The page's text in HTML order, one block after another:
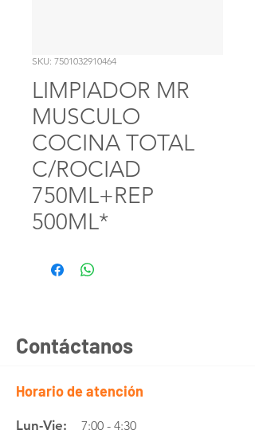
SKU: 7501032910464
LIMPIADOR MR
MUSCULO
COCINA TOTAL
C/ROCIAD
750ML+REP
500ML*
Contáctanos
Horario de atención
Lun-Vie: 7:00 - 4:30